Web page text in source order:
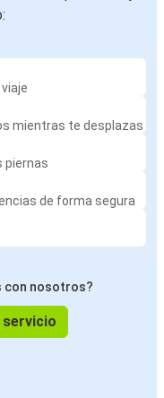
mientras te desplazas
piernas
de forma segura
con nosotros?